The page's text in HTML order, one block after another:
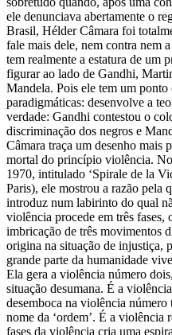
ele denunciava abertamente o
Brasil, Hélder Câmara foi
fale mais dele, nem contra nem
tem realmente a estatura de um
figurar ao lado de Gandhi,
Mandela. Pois ele tem um ponto
paradigmáticas: desenvolve a
verdade: Gandhi contestou o
discriminação dos negros e
Câmara traça um desenho mais
mortal do princípio violência.
1970, intitulado ‘Spirale de la
Paris), ele mostrou a razão pela
introduz num labirinto do qual
violência procede em três fases,
imbricação de três movimentos
origina na situação de injustiça,
grande parte da humanidade
Ela gera a violência número
situação desumana. É a
desemboca na violência número
nome da ‘ordem’. É a violência
fases da violência cria uma